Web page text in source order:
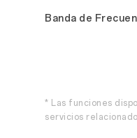
Banda de
* Las funciones
servicios